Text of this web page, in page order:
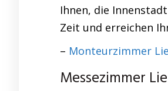
Ihnen, die
Zeit und erreichen
– Monteurzimmer
Messezimmer